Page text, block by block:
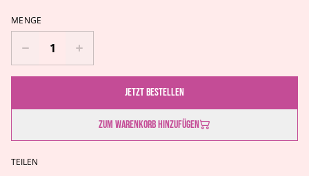
MENGE
Jetzt bestellen
Zum Warenkorb hinzufügen
TEILEN